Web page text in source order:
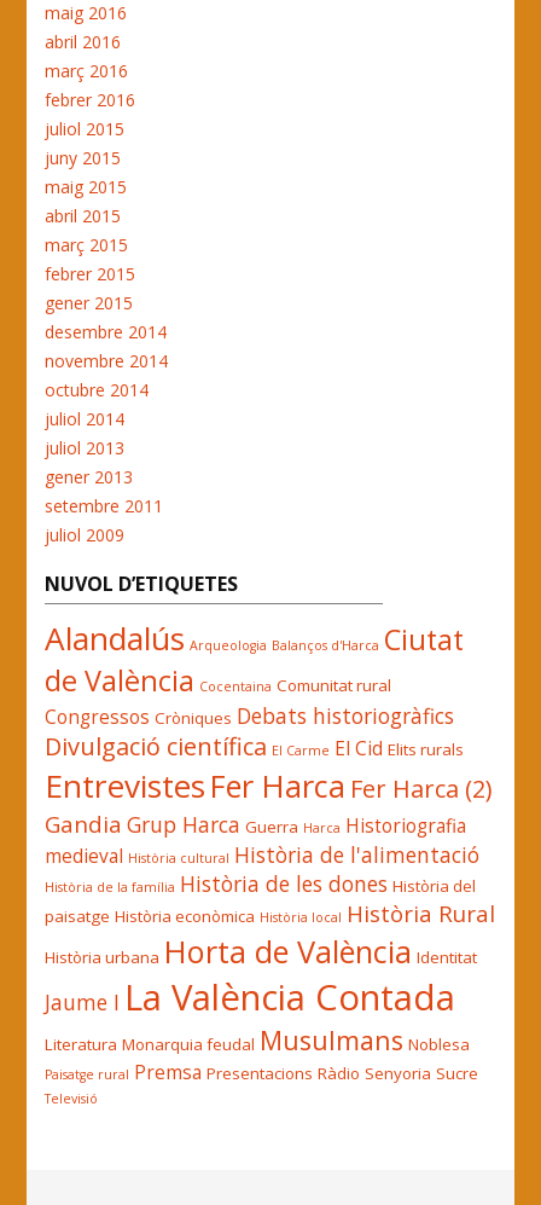
maig 2016
abril 2016
març 2016
febrer 2016
juliol 2015
juny 2015
maig 2015
abril 2015
març 2015
febrer 2015
gener 2015
desembre 2014
novembre 2014
octubre 2014
juliol 2014
juliol 2013
gener 2013
setembre 2011
juliol 2009
NUVOL D’ETIQUETES
Alandalús Arqueologia Balanços d'Harca Ciutat
de València Cocentaina Comunitat rural
Congressos Cròniques Debats historiogràfics
Divulgació científica El Carme El Cid Elits rurals
Entrevistes Fer Harca Fer Harca (2)
Gandia Grup Harca Guerra Harca Historiografia
medieval Història cultural Història de l'alimentació
Història de la família Història de les dones Història del
paisatge Història econòmica Història local Història Rural
Història urbana Horta de València Identitat
Jaume I La València Contada
Literatura Monarquia feudal Musulmans Noblesa
Paisatge rural Premsa Presentacions Ràdio Senyoria Sucre
Televisió